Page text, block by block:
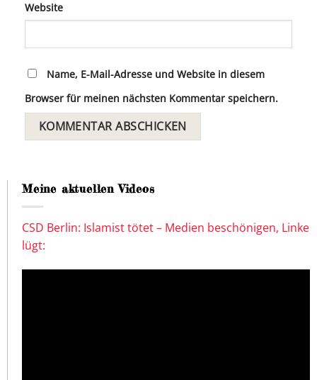
Website
Name, E-Mail-Adresse und Website in diesem
Browser für meinen nächsten Kommentar speichern.
Meine aktuellen Videos
CSD Berlin: Islamist tötet – Medien beschönigen, Linke
lügt: